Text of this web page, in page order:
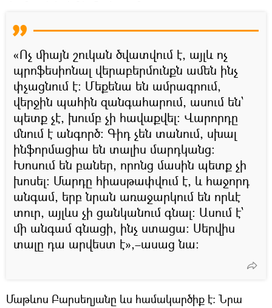
«Ոչ միայն շուկան ծվատվում է, այլև ոչ
պրոֆեսիոնալ վերաբերմունքն ամեն ինչ
փչացնում է։ Մեքենա են ամրագրում,
վերջին պահին զանգահարում, ասում են`
պետք չէ, խումբ չի հավաքվել։ Վարորդը
մնում է անգործ։ Գիդ չեն տանում, սխալ
ինֆորմացիա են տալիս մարդկանց։
Խոսում են բաներ, որոնց մասին պետք չի
խոսել։ Մարդը հիասթափվում է, և հաջորդ
անգամ, երբ նրան առաջարկում են որևէ
տուր, այլևս չի ցանկանում գնալ։ Ասում է`
մի անգամ գնացի, ինչ ստացա։ Սերվիս
տալը դա արվեստ է»,–ասաց նա։
Մաթևոս Բարսեղյանը ևս համակարծիք է։ Նրա